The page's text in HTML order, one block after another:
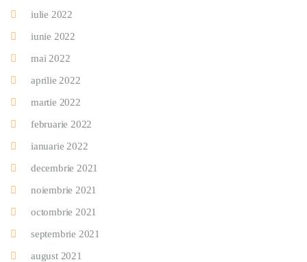
iulie 2022
iunie 2022
mai 2022
aprilie 2022
martie 2022
februarie 2022
ianuarie 2022
decembrie 2021
noiembrie 2021
octombrie 2021
septembrie 2021
august 2021